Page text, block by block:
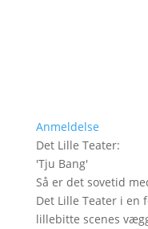
Anmeldelse
Det Lille Teater:
'Tju Bang'
Så er det sovetid
Det Lille Teater i en
lillebitte scenes